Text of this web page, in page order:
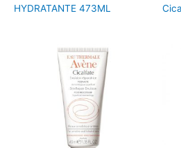
HYDRATANTE 473ML